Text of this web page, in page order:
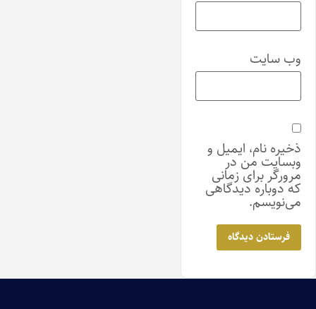
وب‌ سایت
ذخیره نام، ایمیل و
وبسایت من در
مرورگر برای زمانی
که دوباره دیدگاهی
می‌نویسم.